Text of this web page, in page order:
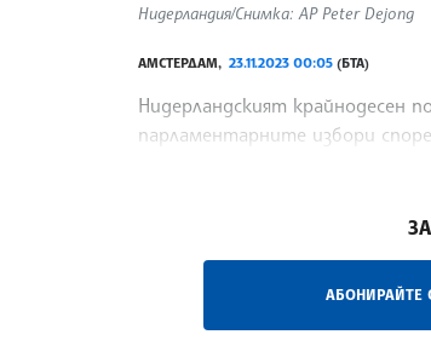
Нидерландия/Снимка: AP Peter Dejong
АМСТЕРДАМ, 23.11.2023 00:05 (БТА)
Нидерландският крайнодесен
парламентарните избори
АБОНИРАЙТЕ